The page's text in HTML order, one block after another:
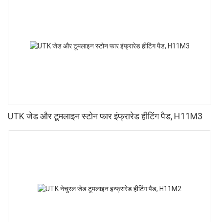
UTK जेड और टूमलाइन स्टोन फार इंफ्रारेड हीटिंग पैड, H11M3